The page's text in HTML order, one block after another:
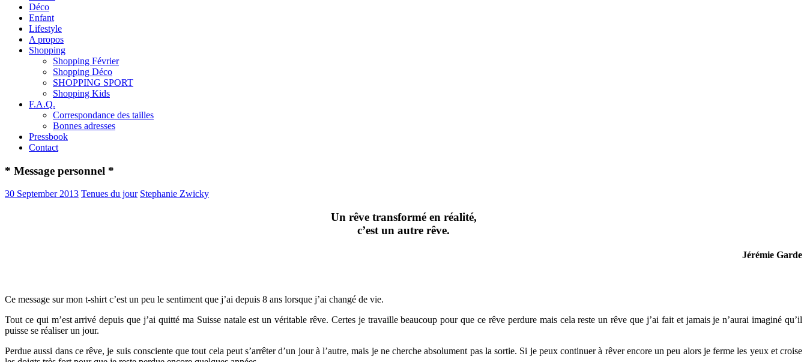
Déco
Enfant
Lifestyle
A propos
Shopping
Shopping Février
Shopping Déco
SHOPPING SPORT
Shopping Kids
F.A.Q.
Correspondance des tailles
Bonnes adresses
Pressbook
Contact
* Message personnel *
30 September 2013 Tenues du jour Stephanie Zwicky
Un rêve transformé en réalité,
c’est un autre rêve.
Jérémie Garde
Ce message sur mon t-shirt c’est un peu le sentiment que j’ai depuis 8 ans lorsque j’ai changé de vie.
Tout ce qui m’est arrivé depuis que j’ai quitté ma Suisse natale est un véritable rêve. Certes je travaille beaucoup pour que ce rêve perdure mais cela reste un rêve que j’ai fait et jamais je n’aurai imaginé qu’il
puisse se réaliser un jour.
Perdue aussi dans ce rêve, je suis consciente que tout cela peut s’arrêter d’un jour à l’autre, mais je ne cherche absolument pas la sortie. Si je peux continuer à rêver encore un peu alors je ferme les yeux et croise